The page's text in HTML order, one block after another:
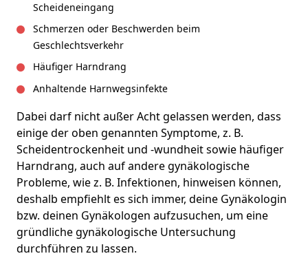
Scheideneingang
Schmerzen oder Beschwerden beim
Geschlechtsverkehr
Häufiger Harndrang
Anhaltende Harnwegsinfekte
Dabei darf nicht außer Acht gelassen werden, dass
einige der oben genannten Symptome, z. B.
Scheidentrockenheit und -wundheit sowie häufiger
Harndrang, auch auf andere gynäkologische
Probleme, wie z. B. Infektionen, hinweisen können,
deshalb empfiehlt es sich immer, deine Gynäkologin
bzw. deinen Gynäkologen aufzusuchen, um eine
gründliche gynäkologische Untersuchung
durchführen zu lassen.